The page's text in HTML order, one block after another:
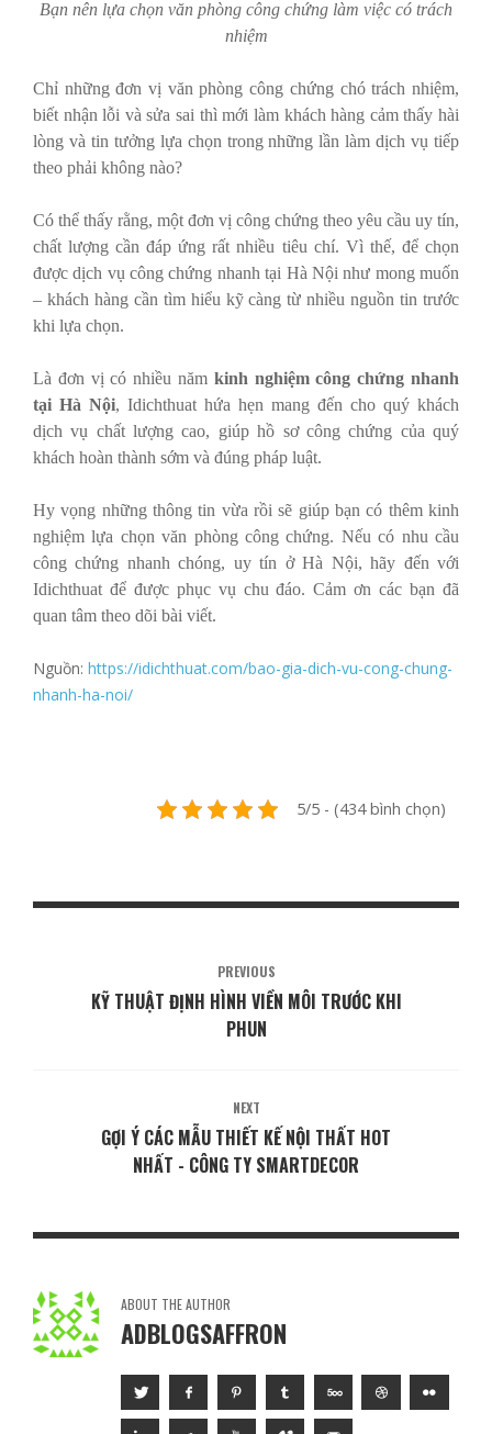
Bạn nên lựa chọn văn phòng công chứng làm việc có trách
nhiệm
Chỉ những đơn vị văn phòng công chứng chó trách nhiệm,
biết nhận lỗi và sửa sai thì mới làm khách hàng cảm thấy hài
lòng và tin tưởng lựa chọn trong những lần làm dịch vụ tiếp
theo phải không nào?
Có thể thấy rằng, một đơn vị công chứng theo yêu cầu uy tín,
chất lượng cần đáp ứng rất nhiều tiêu chí. Vì thế, để chọn
được dịch vụ công chứng nhanh tại Hà Nội như mong muốn
– khách hàng cần tìm hiểu kỹ càng từ nhiều nguồn tin trước
khi lựa chọn.
Là đơn vị có nhiều năm kinh nghiệm công chứng nhanh
tại Hà Nội, Idichthuat hứa hẹn mang đến cho quý khách
dịch vụ chất lượng cao, giúp hồ sơ công chứng của quý
khách hoàn thành sớm và đúng pháp luật.
Hy vọng những thông tin vừa rồi sẽ giúp bạn có thêm kinh
nghiệm lựa chọn văn phòng công chứng. Nếu có nhu cầu
công chứng nhanh chóng, uy tín ở Hà Nội, hãy đến với
Idichthuat để được phục vụ chu đáo. Cảm ơn các bạn đã
quan tâm theo dõi bài viết.
Nguồn: https://idichthuat.com/bao-gia-dich-vu-cong-chung-
nhanh-ha-noi/
5/5 - (434 bình chọn)
PREVIOUS
KỸ THUẬT ĐỊNH HÌNH VIỀN MÔI TRƯỚC KHI
PHUN
NEXT
GỢI Ý CÁC MẪU THIẾT KẾ NỘI THẤT HOT
NHẤT - CÔNG TY SMARTDECOR
ABOUT THE AUTHOR
ADBLOGSAFFRON